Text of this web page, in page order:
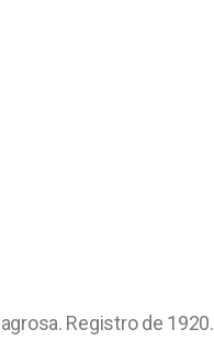
Registro de 1920.